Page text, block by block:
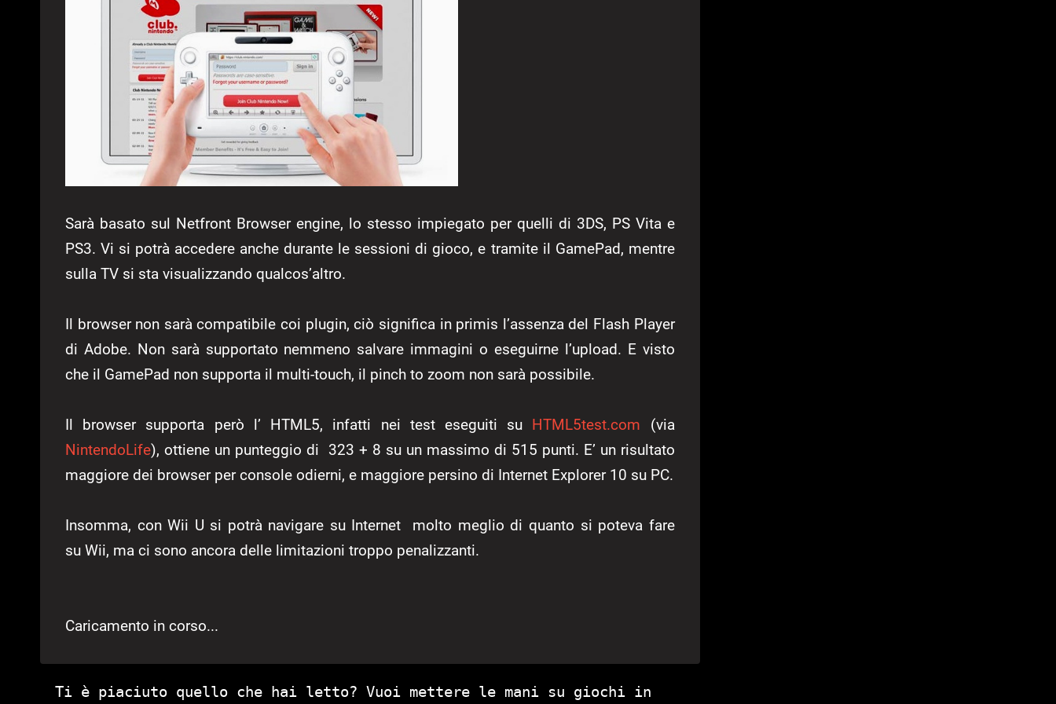
Sarà basato sul Netfront Browser engine, lo stesso impiegato per quelli di 3DS, PS Vita e
PS3. Vi si potrà accedere anche durante le sessioni di gioco, e tramite il GamePad, mentre
sulla TV si sta visualizzando qualcos’altro.
Il browser non sarà compatibile coi plugin, ciò significa in primis l’assenza del Flash Player
di Adobe. Non sarà supportato nemmeno salvare immagini o eseguirne l’upload. E visto
che il GamePad non supporta il multi-touch, il pinch to zoom non sarà possibile.
Il browser supporta però l’ HTML5, infatti nei test eseguiti su HTML5test.com (via
NintendoLife), ottiene un punteggio di 323 + 8 su un massimo di 515 punti. E’ un risultato
maggiore dei browser per console odierni, e maggiore persino di Internet Explorer 10 su PC.
Insomma, con Wii U si potrà navigare su Internet molto meglio di quanto si poteva fare
su Wii, ma ci sono ancora delle limitazioni troppo penalizzanti.
Caricamento in corso...
Ti è piaciuto quello che hai letto? Vuoi mettere le mani su giochi in